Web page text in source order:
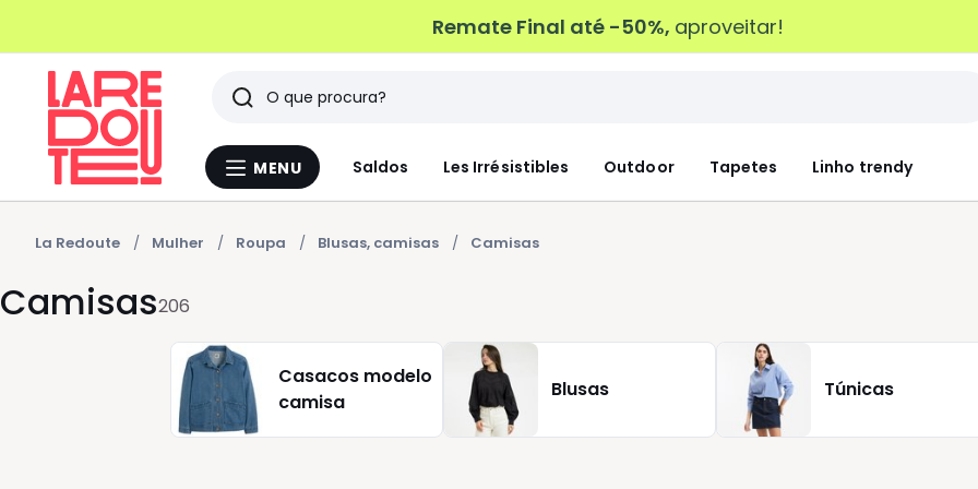
Remate Final até -50%, aproveitar!
Menu
MENU Saldos Les Irrésistibles Outdoor Tapetes Linho trendy
Pesquisar
Últimos
artigos
vistos
La Redoute Mulher Roupa Blusas, camisas Camisas
Camisas206
Casacos modelo
camisa
Blusas Túnicas